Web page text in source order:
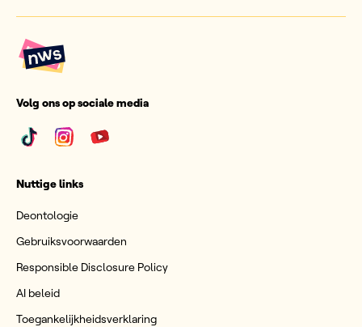
Volg ons op sociale media
Nuttige links
Deontologie
Gebruiksvoorwaarden
Responsible Disclosure Policy
AI beleid
Toegankelijkheidsverklaring